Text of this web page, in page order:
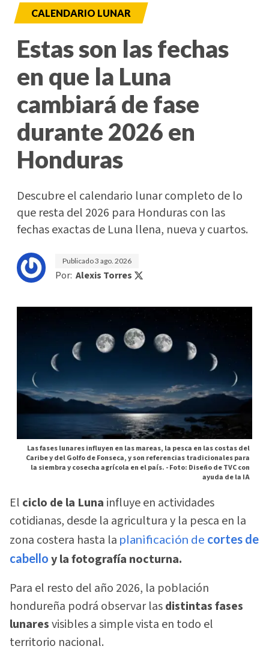
CALENDARIO LUNAR
Estas son las fechas
en que la Luna
cambiará de fase
durante 2026 en
Honduras
Descubre el calendario lunar completo de lo
que resta del 2026 para Honduras con las
fechas exactas de Luna llena, nueva y cuartos.
Publicado3 ago. 2026
Por: Alexis Torres
Las fases lunares influyen en las mareas, la pesca en las costas del
Caribe y del Golfo de Fonseca, y son referencias tradicionales para
la siembra y cosecha agrícola en el país. -Foto: Diseño de TVC con
ayuda de la IA
El ciclo de la Luna influye en actividades
cotidianas, desde la agricultura y la pesca en la
zona costera hasta la planificación de cortes de
cabello y la fotografía nocturna.
Para el resto del año 2026, la población
hondureña podrá observar lasdistintas fases
lunaresvisibles a simple vista en todo el
territorio nacional.